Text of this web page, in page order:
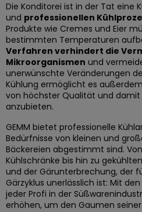
Die Konditorei ist in der Tat eine
und professionellen
Produkte wie Cremes und Eier
bestimmten Temperaturen
Verfahren verhindert die
Mikroorganismen und
unerwünschte Veränderungen
Kühlung ermöglicht es
von höchster Qualität und damit
anzubieten.
GEMM bietet professionelle
Bedürfnisse von kleinen und
Bäckereien abgestimmt sind.
Kühlschränke bis hin zu
und der Gärunterbrechung, der
Gärzyklus unerlässlich ist: Mit
jeder Profi in der
erhöhen, um den Gaumen